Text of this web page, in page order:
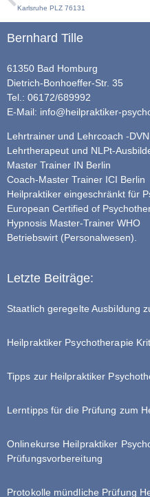
Karlsruhe PLZ 76131
Bernhard Tille
61350 Bad Homburg
Dietrich-Bonhoeffer-Str. 35
Tel.: 06172/689992
E-Mail: info@heilpraktiker-
Lehrtrainer und Lehrcoach -
Lehrtherapeut und NLPt-
Master Trainer IN Berlin
Coach-Master Trainer ICI Berlin
Heilpraktiker eingeschränkt für
European Certified of
Hypnosis Master-Trainer WHO
Betriebswirt (Personalwesen).
Letzte Beiträge:
Staatlich geregelte Ausbildung
Heilpraktiker Psychotherapie
Tipps zur Heilpraktiker
Lerntipps für die Prüfung zum
Onlinekurse Heilpraktiker
Prüfungsvorbereitung
Protokolle mündliche Prüfung